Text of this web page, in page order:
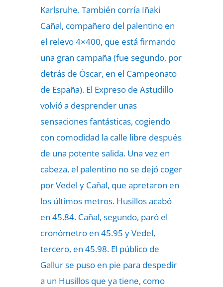
Karlsruhe. También corría Iñaki
Cañal, compañero del palentino en
el relevo 4×400, que está firmando
una gran campaña (fue segundo, por
detrás de Óscar, en el Campeonato
de España). El Expreso de Astudillo
volvió a desprender unas
sensaciones fantásticas, cogiendo
con comodidad la calle libre después
de una potente salida. Una vez en
cabeza, el palentino no se dejó coger
por Vedel y Cañal, que apretaron en
los últimos metros. Husillos acabó
en 45.84. Cañal, segundo, paró el
cronómetro en 45.95 y Vedel,
tercero, en 45.98. El público de
Gallur se puso en pie para despedir
a un Husillos que ya tiene, como